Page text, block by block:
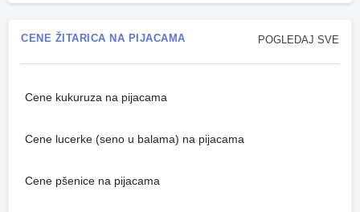
POGLEDAJ SVE
CENE ŽITARICA NA PIJACAMA
Cene kukuruza na pijacama
Cene lucerke (seno u balama) na pijacama
Cene pšenice na pijacama